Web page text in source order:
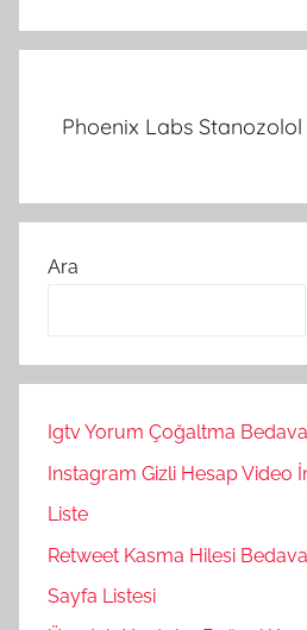
Phoenix Labs
Ara
Igtv Yorum Çoğaltma Bedava
Instagram Gizli Hesap Video
Liste
Retweet Kasma Hilesi Bedava
Sayfa Listesi